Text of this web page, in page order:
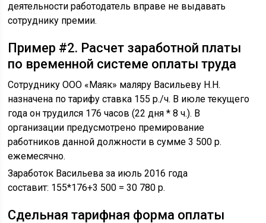
деятельности работодатель вправе не выдавать
сотруднику премии.
Пример #2. Расчет заработной платы
по временной системе оплаты труда
Сотруднику ООО «Маяк» маляру Васильеву Н.Н.
назначена по тарифу ставка 155 р./ч. В июле текущего
года он трудился 176 часов (22 дня * 8 ч.). В
организации предусмотрено премирование
работников данной должности в сумме 3 500 р.
ежемесячно.
Заработок Васильева за июль 2016 года
составит: 155*176+3 500 = 30 780 р.
Сдельная тарифная форма оплаты